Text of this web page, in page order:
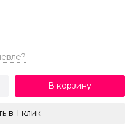
В корзину
в 1 клик